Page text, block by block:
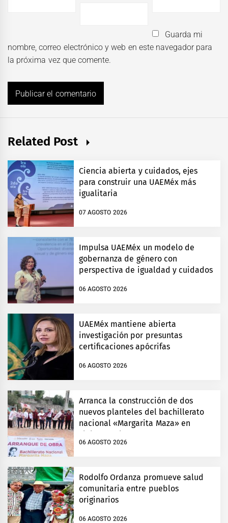
Guarda mi
nombre, correo electrónico y web en este navegador para
la próxima vez que comente.
Related Post
Ciencia abierta y cuidados, ejes
para construir una UAEMéx más
igualitaria
07 AGOSTO 2026
Impulsa UAEMéx un modelo de
gobernanza de género con
perspectiva de igualdad y cuidados
06 AGOSTO 2026
UAEMéx mantiene abierta
investigación por presuntas
certificaciones apócrifas
06 AGOSTO 2026
Arranca la construcción de dos
nuevos planteles del bachillerato
nacional «Margarita Maza» en
Tlalnepantla
06 AGOSTO 2026
Rodolfo Ordanza promueve salud
comunitaria entre pueblos
originarios
06 AGOSTO 2026